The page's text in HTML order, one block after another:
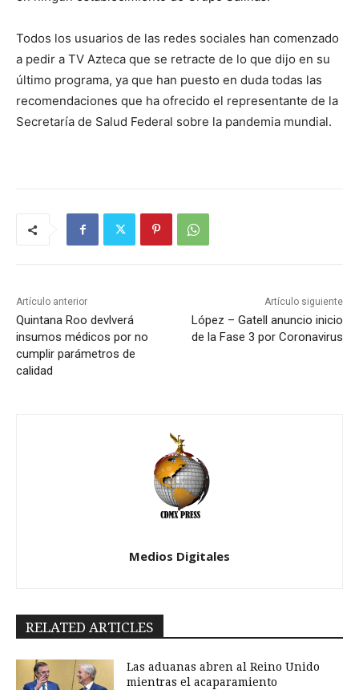
Todos los usuarios de las redes sociales han comenzado
a pedir a TV Azteca que se retracte de lo que dijo en su
último programa, ya que han puesto en duda todas las
recomendaciones que ha ofrecido el representante de la
Secretaría de Salud Federal sobre la pandemia mundial.
Artículo anterior
Quintana Roo devlverá
insumos médicos por no
cumplir parámetros de
calidad
Artículo siguiente
López – Gatell anuncio inicio
de la Fase 3 por Coronavirus
Medios Digitales
RELATED ARTICLES
Las aduanas abren al Reino Unido
mientras el acaparamiento